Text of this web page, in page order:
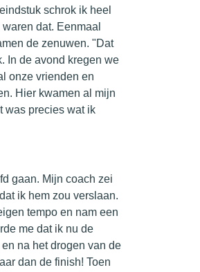
schrok ik heel
dat. Eenmaal
de zenuwen. "Dat
In de avond kregen we
onze vrienden en
Hier kwamen al mijn
was precies wat ik
gaan. Mijn coach zei
ik hem zou verslaan.
tempo en nam een
me dat ik nu de
na het drogen van de
dan de finish! Toen